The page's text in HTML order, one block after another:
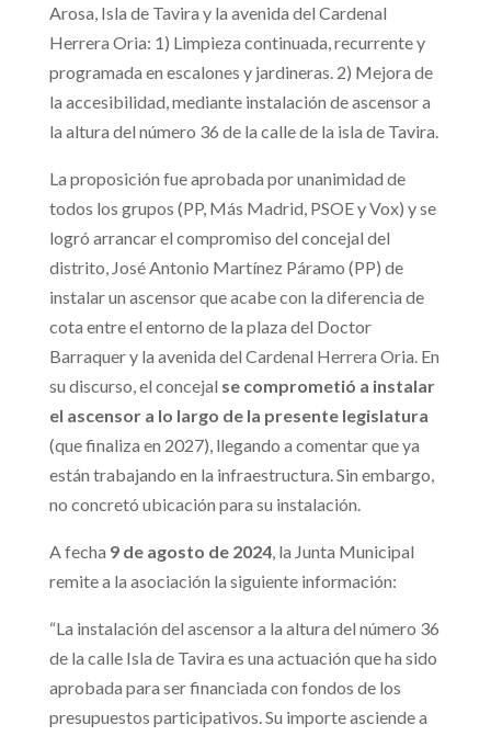
Arosa, Isla de Tavira y la avenida del Cardenal
Herrera Oria: 1) Limpieza continuada, recurrente y
programada en escalones y jardineras. 2) Mejora de
la accesibilidad, mediante instalación de ascensor a
la altura del número 36 de la calle de la isla de Tavira.
La proposición fue aprobada por unanimidad de
todos los grupos (PP, Más Madrid, PSOE y Vox) y se
logró arrancar el compromiso del concejal del
distrito, José Antonio Martínez Páramo (PP) de
instalar un ascensor que acabe con la diferencia de
cota entre el entorno de la plaza del Doctor
Barraquer y la avenida del Cardenal Herrera Oria. En
su discurso, el concejal se comprometió a instalar
el ascensor a lo largo de la presente legislatura
(que finaliza en 2027), llegando a comentar que ya
están trabajando en la infraestructura. Sin embargo,
no concretó ubicación para su instalación.
A fecha 9 de agosto de 2024, la Junta Municipal
remite a la asociación la siguiente información:
“La instalación del ascensor a la altura del número 36
de la calle Isla de Tavira es una actuación que ha sido
aprobada para ser financiada con fondos de los
presupuestos participativos. Su importe asciende a